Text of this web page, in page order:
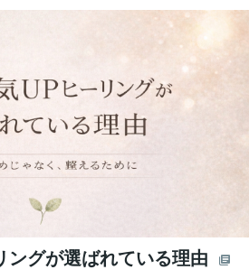
ングが選ばれている理由